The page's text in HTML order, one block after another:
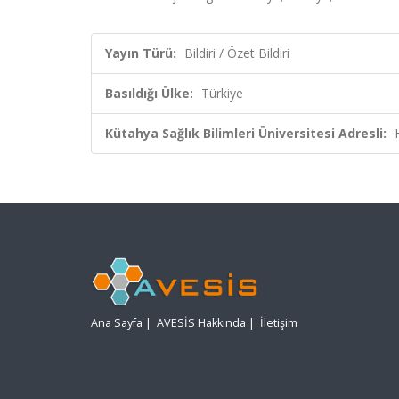
Yayın Türü: Bildiri / Özet Bildiri
Basıldığı Ülke: Türkiye
Kütahya Sağlık Bilimleri Üniversitesi Adresli:
Ana Sayfa | AVESİS Hakkında | İletişim